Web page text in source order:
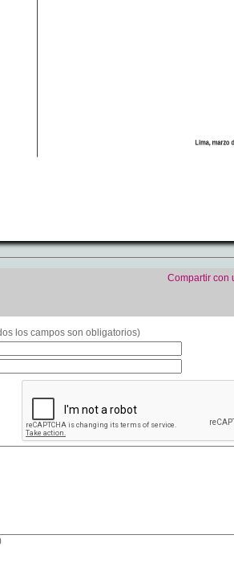
Compartir con
los campos son obligatorios)